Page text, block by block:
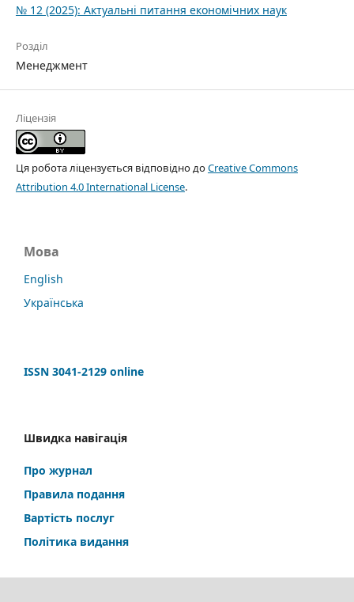
№ 12 (2025): Актуальні питання економічних наук
Розділ
Менеджмент
Ліцензія
Ця робота ліцензується відповідно доCreative Commons
Attribution 4.0 International License.
Мова
English
Українська
ISSN 3041-2129 online
Швидка навігація
Про журнал
Правила подання
Вартість послуг
Політика видання